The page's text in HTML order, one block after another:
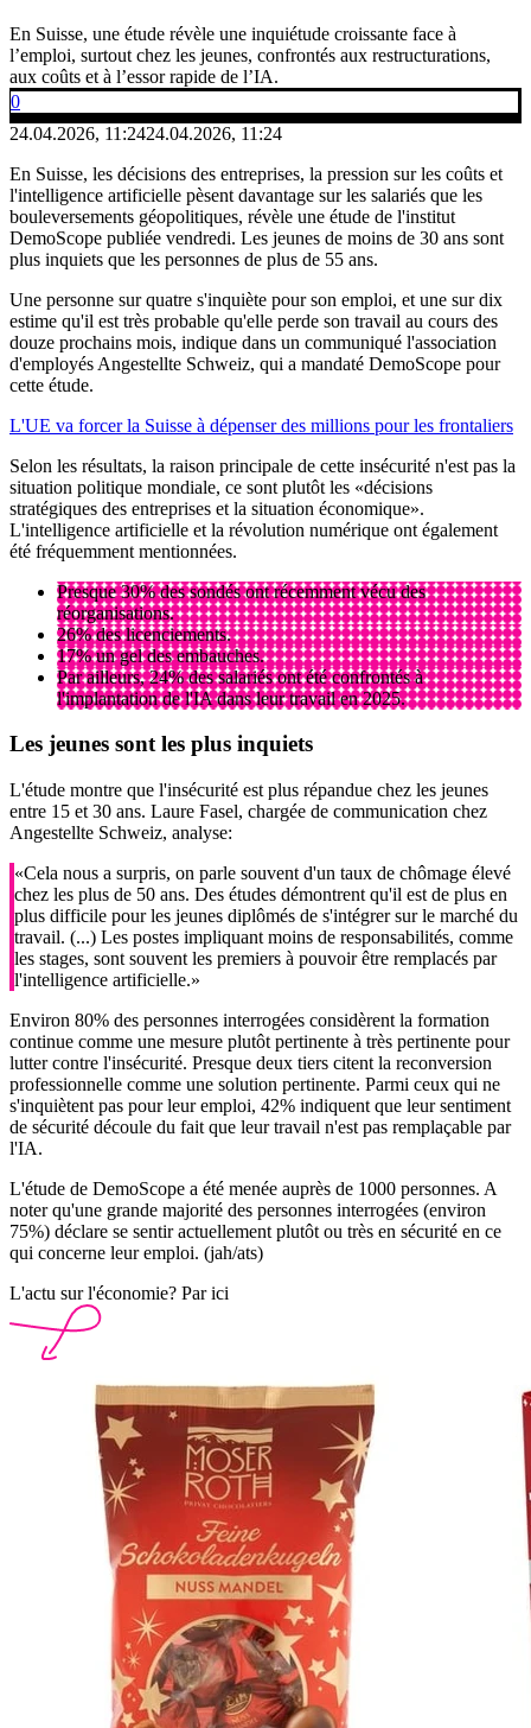
En Suisse, une étude révèle une inquiétude croissante face à
l’emploi, surtout chez les jeunes, confrontés aux restructurations,
aux coûts et à l’essor rapide de l’IA.
0
24.04.2026, 11:2424.04.2026, 11:24
En Suisse, les décisions des entreprises, la pression sur les coûts et
l'intelligence artificielle pèsent davantage sur les salariés que les
bouleversements géopolitiques, révèle une étude de l'institut
DemoScope publiée vendredi. Les jeunes de moins de 30 ans sont
plus inquiets que les personnes de plus de 55 ans.
Une personne sur quatre s'inquiète pour son emploi, et une sur dix
estime qu'il est très probable qu'elle perde son travail au cours des
douze prochains mois, indique dans un communiqué l'association
d'employés Angestellte Schweiz, qui a mandaté DemoScope pour
cette étude.
L'UE va forcer la Suisse à dépenser des millions pour les frontaliers
Selon les résultats, la raison principale de cette insécurité n'est pas la
situation politique mondiale, ce sont plutôt les «décisions
stratégiques des entreprises et la situation économique».
L'intelligence artificielle et la révolution numérique ont également
été fréquemment mentionnées.
Presque 30% des sondés ont récemment vécu des
réorganisations.
26% des licenciements.
17% un gel des embauches.
Par ailleurs, 24% des salariés ont été confrontés à
l'implantation de l'IA dans leur travail en 2025.
Les jeunes sont les plus inquiets
L'étude montre que l'insécurité est plus répandue chez les jeunes
entre 15 et 30 ans. Laure Fasel, chargée de communication chez
Angestellte Schweiz, analyse:
«Cela nous a surpris, on parle souvent d'un taux de chômage élevé
chez les plus de 50 ans. Des études démontrent qu'il est de plus en
plus difficile pour les jeunes diplômés de s'intégrer sur le marché du
travail. (...) Les postes impliquant moins de responsabilités, comme
les stages, sont souvent les premiers à pouvoir être remplacés par
l'intelligence artificielle.»
Environ 80% des personnes interrogées considèrent la formation
continue comme une mesure plutôt pertinente à très pertinente pour
lutter contre l'insécurité. Presque deux tiers citent la reconversion
professionnelle comme une solution pertinente. Parmi ceux qui ne
s'inquiètent pas pour leur emploi, 42% indiquent que leur sentiment
de sécurité découle du fait que leur travail n'est pas remplaçable par
l'IA.
L'étude de DemoScope a été menée auprès de 1000 personnes. A
noter qu'une grande majorité des personnes interrogées (environ
75%) déclare se sentir actuellement plutôt ou très en sécurité en ce
qui concerne leur emploi. (jah/ats)
L'actu sur l'économie? Par ici